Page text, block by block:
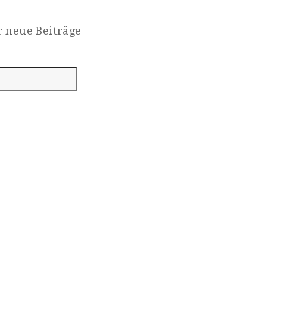
Beiträge